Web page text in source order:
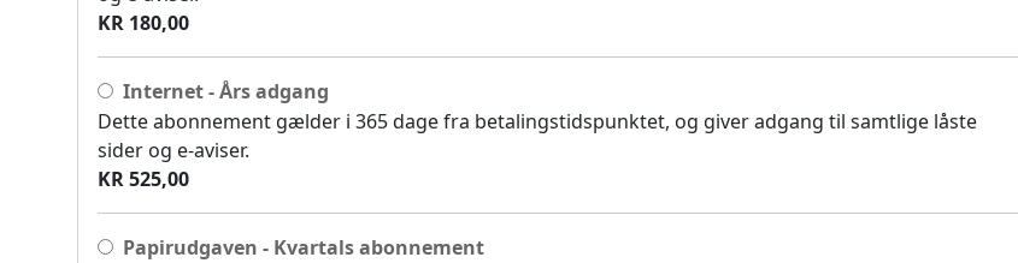
KR 180,00
Internet - Års adgang
Dette abonnement gælder i 365 dage fra betalingstidspunktet, og giver adgang til samtlige låste
sider og e-aviser.
KR 525,00
Papirudgaven - Kvartals abonnement